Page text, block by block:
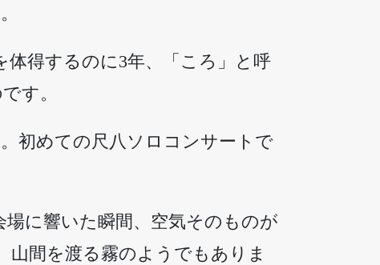
体得するのに3年、「ころ」と呼
す。
初めての尺八ソロコンサートで
に響いた瞬間、空気そのものが
間を渡る霧のようでもありま